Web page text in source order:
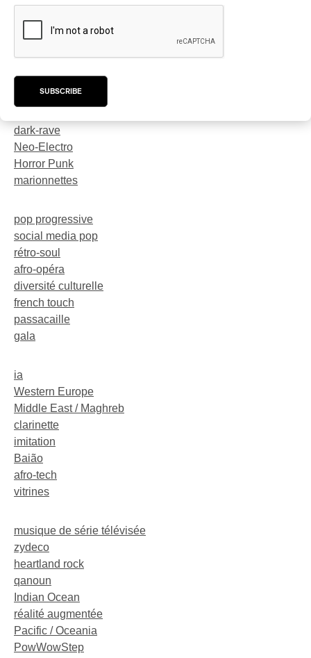
Dungeon Synth
SLACKER
karaoké
festival
dark-rave
Neo-Electro
Horror Punk
marionnettes
pop progressive
social media pop
rétro-soul
afro-opéra
diversité culturelle
french touch
passacaille
gala
ia
Western Europe
Middle East / Maghreb
clarinette
imitation
Baião
afro-tech
vitrines
musique de série télévisée
zydeco
heartland rock
qanoun
Indian Ocean
réalité augmentée
Pacific / Oceania
PowWowStep
SUBSCRIBE